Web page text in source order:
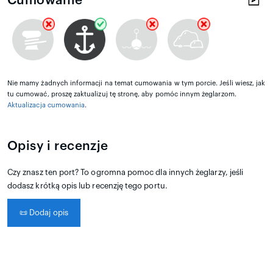
Nie mamy żadnych informacji na temat cumowania w tym porcie. Jeśli wiesz, jak
tu cumować, proszę zaktualizuj tę stronę, aby pomóc innym żeglarzom.
Aktualizacja cumowania.
Opisy i recenzje
Czy znasz ten port? To ogromna pomoc dla innych żeglarzy, jeśli
dodasz krótką opis lub recenzję tego portu.
📜 Dodaj opis